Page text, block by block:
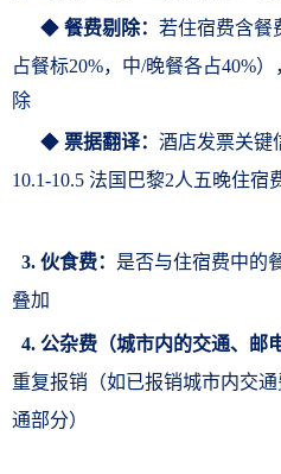
◆ 餐费剔除： 若住宿费含餐
占餐标20%，中/晚餐各占40%）
除
◆ 票据翻译： 酒店发票关键
10.1-10.5 法国巴黎2人五晚住宿
3. 伙食费： 是否与住宿费中的
叠加
4. 公杂费 （城市内的交通、邮
重复报销（如已报销城市内交
通部分）